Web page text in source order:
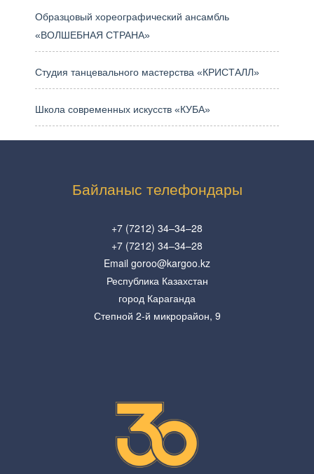
Образцовый хореографический ансамбль
«ВОЛШЕБНАЯ СТРАНА»
Студия танцевального мастерства «КРИСТАЛЛ»
Школа современных искусств «КУБА»
Байланыс телефондары
+7 (7212) 34–34–28
+7 (7212) 34–34–28
Email goroo@kargoo.kz
Республика Казахстан
город Караганда
Степной 2-й микрорайон, 9